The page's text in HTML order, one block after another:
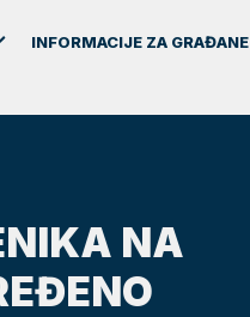
INFORMACIJE ZA GRAĐANE
NA